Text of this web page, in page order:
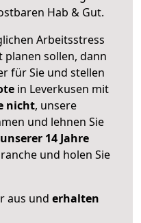
Hab & Gut.
Arbeitsstress
planen sollen, dann
für Sie und stellen
in Leverkusen mit
nicht, unsere
und lehnen Sie
14 Jahre
und holen Sie
aus und erhalten